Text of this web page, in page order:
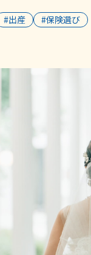
#出産
#保険選び